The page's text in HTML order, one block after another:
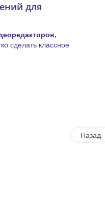
для
сделать классное
Назад